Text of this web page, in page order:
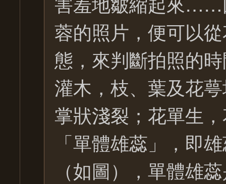
蓉的照片，便可以
態，來判斷拍照的
灌木，枝、葉及花
掌狀淺裂；花單生
「單體雄蕊」，即
（如圖），單體雄